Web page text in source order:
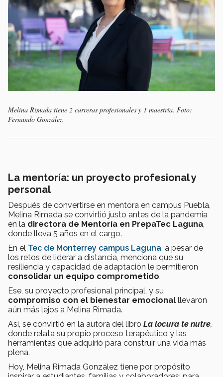
Melina Rimada tiene 2 carreras profesionales y 1 maestría. Foto:
Fernando González.
La mentoría: un proyecto profesional y
personal
Después de convertirse en mentora en campus Puebla,
Melina Rimada se convirtió justo antes de la pandemia
en la directora de Mentoría en PrepaTec Laguna,
donde lleva 5 años en el cargo.
En el Tec de Monterrey campus Laguna, a pesar de
los retos de liderar a distancia, menciona que su
resiliencia y capacidad de adaptación le permitieron
consolidar un equipo comprometido.
Ese, su proyecto profesional principal, y su
compromiso con el bienestar emocional llevaron
aún más lejos a Melina Rimada.
Así, se convirtió en la autora del libro La locura te nutre,
donde relata su propio proceso terapéutico y las
herramientas que adquirió para construir una vida más
plena.
Hoy, Melina Rimada González tiene por propósito